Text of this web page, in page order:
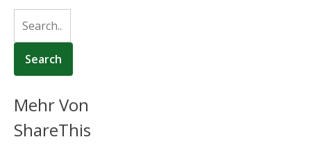
Mehr Von
ShareThis